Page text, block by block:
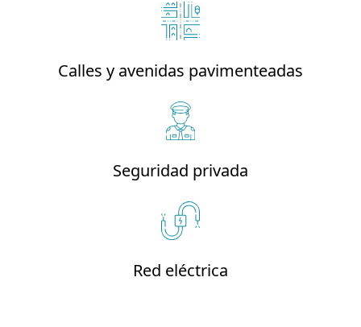
Calles y avenidas pavimenteadas
Seguridad privada
Red eléctrica